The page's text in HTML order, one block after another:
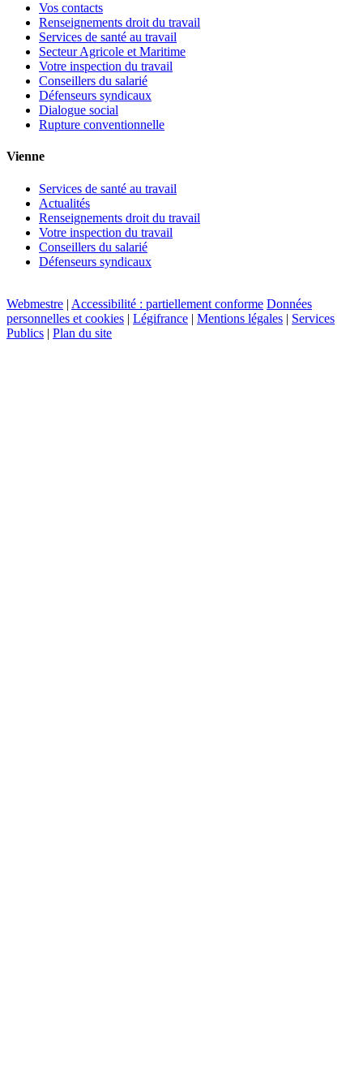
Vos contacts
Renseignements droit du travail
Services de santé au travail
Secteur Agricole et Maritime
Votre inspection du travail
Conseillers du salarié
Défenseurs syndicaux
Dialogue social
Rupture conventionnelle
Vienne
Services de santé au travail
Actualités
Renseignements droit du travail
Votre inspection du travail
Conseillers du salarié
Défenseurs syndicaux
Webmestre | Accessibilité : partiellement conforme Données
personnelles et cookies | Légifrance | Mentions légales | Services
Publics | Plan du site